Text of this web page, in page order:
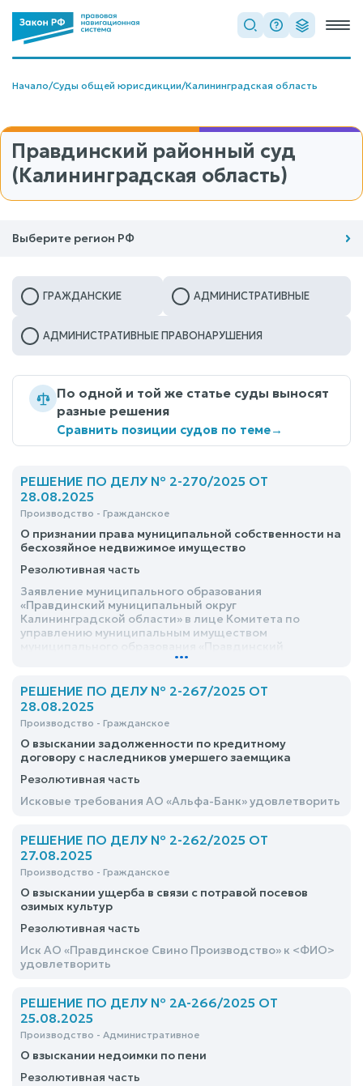
Начало/Суды общей юрисдикции/Калининградская область
Правдинский районный суд
(Калининградская область)
Выберите регион РФ
ГРАЖДАНСКИЕ АДМИНИСТРАТИВНЫЕ
АДМИНИСТРАТИВНЫЕ ПРАВОНАРУШЕНИЯ
По одной и той же статье суды выносят
разные решения
Сравнить позиции судов по теме→
РЕШЕНИЕ ПО ДЕЛУ № 2-270/2025 ОТ
28.08.2025
Производство - Гражданское
О признании права муниципальной собственности на
бесхозяйное недвижимое имущество
Резолютивная часть
Заявление муниципального образования
«Правдинский муниципальный округ
Калининградской области» в лице Комитета по
управлению муниципальным имуществом
муниципальный округ Калининградской области» о
бесхозяйное недвижимое имущество –
удовлетворить
...
РЕШЕНИЕ ПО ДЕЛУ № 2-267/2025 ОТ
28.08.2025
Производство - Гражданское
О взыскании задолженности по кредитному
договору с наследников умершего заемщика
Резолютивная часть
Исковые требования АО «Альфа-Банк» удовлетворить
РЕШЕНИЕ ПО ДЕЛУ № 2-262/2025 ОТ
27.08.2025
Производство - Гражданское
О взыскании ущерба в связи с потравой посевов
озимых культур
Резолютивная часть
Иск АО «Правдинское Свино Производство» к <ФИО>
удовлетворить
РЕШЕНИЕ ПО ДЕЛУ № 2А-266/2025 ОТ
25.08.2025
Производство - Административное
О взыскании недоимки по пени
Резолютивная часть